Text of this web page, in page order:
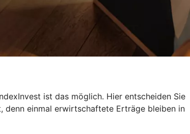
ist das möglich. Hier entscheiden Sie
denn einmal erwirtschaftete Erträge bleiben in